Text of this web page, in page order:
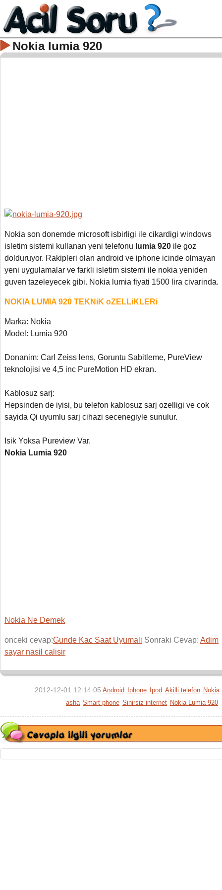
Nokia lumia 920
Nokia son donemde microsoft isbirligi ile cikardigi windows
isletim sistemi kullanan yeni telefonu lumia 920 ile goz
dolduruyor. Rakipleri olan android ve iphone icinde olmayan
yeni uygulamalar ve farkli isletim sistemi ile nokia yeniden
guven tazeleyecek gibi. Nokia lumia fiyati 1500 lira civarinda.
NOKIA LUMIA 920 TEKNiK oZELLiKLERi
Marka: Nokia
Model: Lumia 920
Donanim: Carl Zeiss lens, Goruntu Sabitleme, PureView
teknolojisi ve 4,5 inc PureMotion HD ekran.
Kablosuz sarj:
Hepsinden de iyisi, bu telefon kablosuz sarj ozelligi ve cok
sayida Qi uyumlu sarj cihazi secenegiyle sunulur.
Isik Yoksa Pureview Var.
Nokia Lumia 920
Nokia Ne Demek
onceki cevap:Gunde Kac Saat Uyumali Sonraki Cevap: Adim
sayar nasil calisir
2012-12-01 12:14:05 Android Iphone Ipod Akilli telefon Nokia
asha Smart phone Sinirsiz internet Nokia Lumia 920